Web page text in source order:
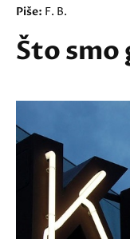
Piše: F. B.
Što smo